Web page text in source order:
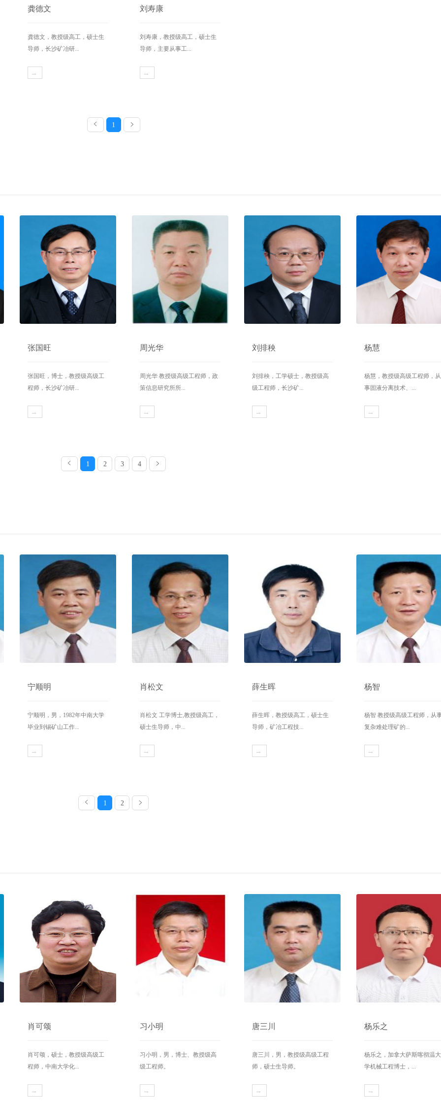
龚德文
龚德文，教授级高工，硕士生
导师，长沙矿冶研...
→
刘寿康
刘寿康，教授级高工，硕士生
导师，主要从事工...
→
1
张国旺
张国旺，博士，教授级高级工
程师，长沙矿冶研...
→
周光华
周光华 教授级高级工程师，政
策信息研究所所...
→
刘排秧
刘排秧，工学硕士，教授级高
级工程师，长沙矿...
→
杨慧
杨慧，教授级高级工程师，从
事固液分离技术、...
→
1 2 3 4
宁顺明
宁顺明，男，1982年中南大学
毕业到锡矿山工作...
→
肖松文
肖松文 工学博士,教授级高工，
硕士生导师，中...
→
薛生晖
薛生晖，教授级高工，硕士生
导师，矿冶工程技...
→
杨智
杨智 教授级高级工程师，从
复杂难处理矿的...
→
1 2
肖可颂
肖可颂，硕士，教授级高级工
程师，中南大学化...
→
习小明
习小明，男，博士、教授级高
级工程师。
→
唐三川
唐三川，男，教授级高级工程
师，硕士生导师。
→
杨乐之
杨乐之，加拿大萨斯喀彻温大
学机械工程博士，...
→